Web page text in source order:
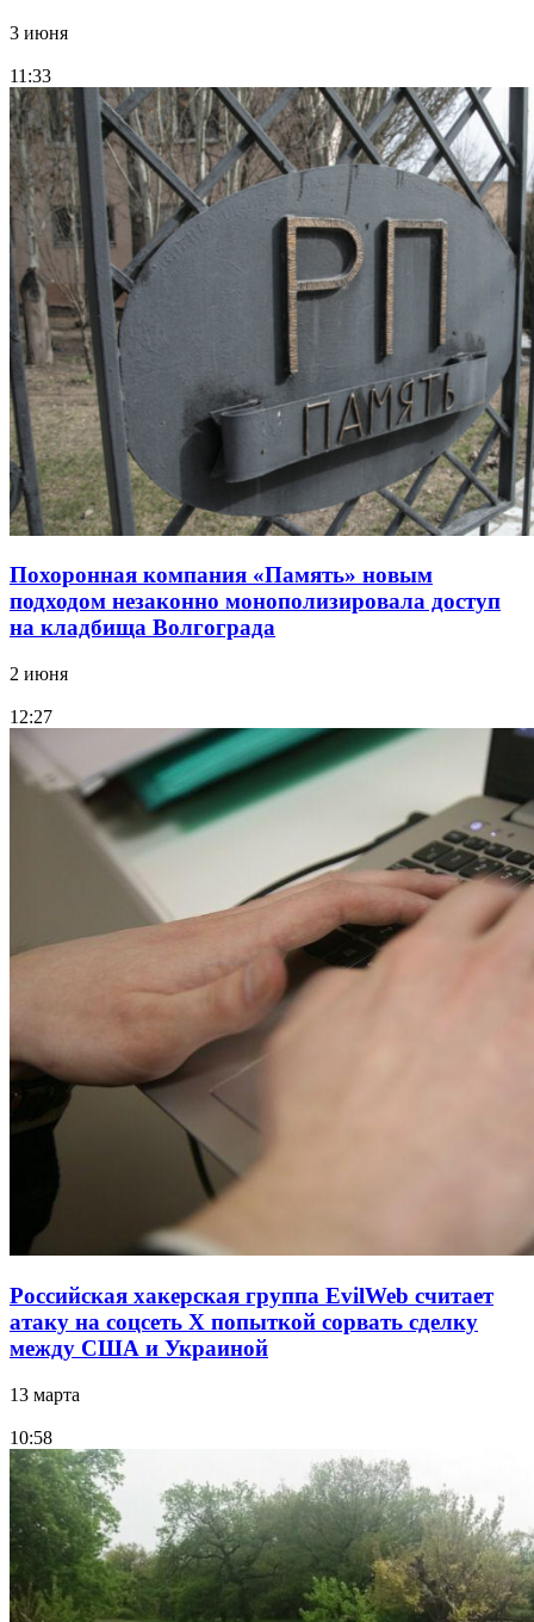
3 июня
11:33
Похоронная компания «Память» новым
подходом незаконно монополизировала доступ
на кладбища Волгограда
2 июня
12:27
Российская хакерская группа EvilWeb считает
атаку на соцсеть Х попыткой сорвать сделку
между США и Украиной
13 марта
10:58